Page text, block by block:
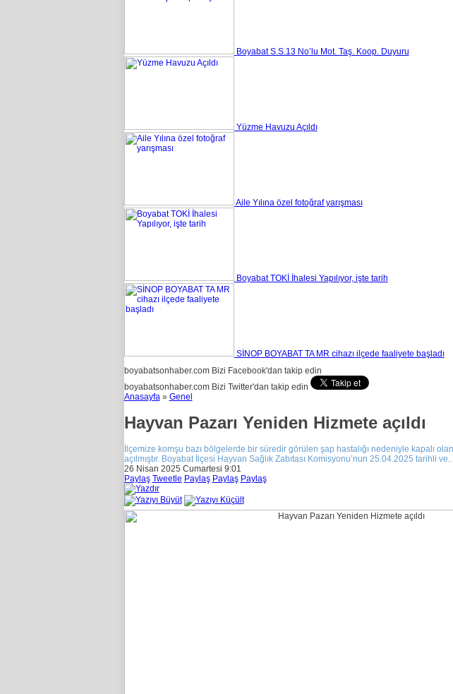
Boyabat S.S.13 No’lu Mot. Taş. Koop. Duyuru
Yüzme Havuzu Açıldı
Aile Yılına özel fotoğraf yarışması
Boyabat TOKİ İhalesi Yapılıyor, işte tarih
SİNOP BOYABAT TA MR cihazı ilçede faaliyete başladı
boyabatsonhaber.com Bizi Facebook'dan takip edin
boyabatsonhaber.com Bizi Twitter'dan takip edin
Anasayfa» Genel
Hayvan Pazarı Yeniden Hizmete açıldı
İlçemize komşu bazı bölgelerde bir süredir görülen şap hastalığı nedeniyle kapalı
açılmıştır. Boyabat İlçesi Hayvan Sağlık Zabıtası Komisyonu’nun 25.04.2025 tarihli
26 Nisan 2025 Cumartesi 9:01
Paylaş Tweetle Paylaş Paylaş Paylaş